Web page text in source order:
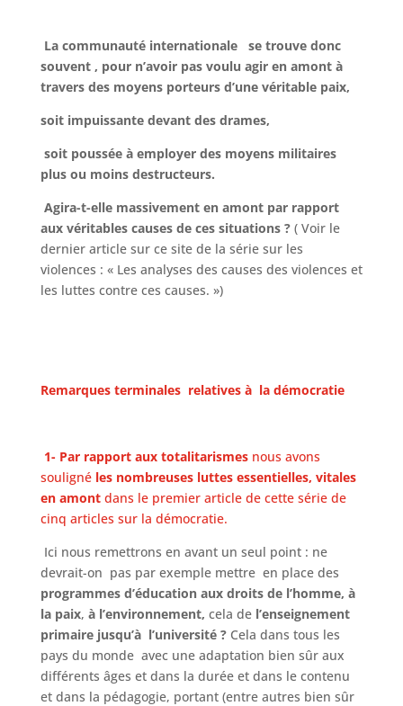
La communauté internationale se trouve donc
souvent , pour n’avoir pas voulu agir en amont à
travers des moyens porteurs d’une véritable paix,
soit impuissante devant des drames,
soit poussée à employer des moyens militaires
plus ou moins destructeurs.
Agira-t-elle massivement en amont par rapport
aux véritables causes de ces situations ?( Voir le
dernier article sur ce site de la série sur les
violences : « Les analyses des causes des violences et
les luttes contre ces causes. »)
Remarques terminales relatives à la démocratie
1- Par rapport aux totalitarismesnous avons
souligné les nombreuses luttes essentielles, vitales
en amontdans le premier article de cette série de
cinq articles sur la démocratie.
Ici nous remettrons en avant un seul point : ne
devrait-on pas par exemple mettre en place des
programmes d’éducation aux droits de l’homme, à
la paix, à l’environnement, cela de l’enseignement
primaire jusqu’à l’université ? Cela dans tous les
pays du monde avec une adaptation bien sûr aux
différents âges et dans la durée et dans le contenu
et dans la pédagogie, portant (entre autres bien sûr